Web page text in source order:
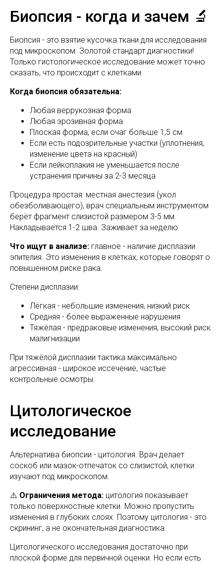
Биопсия - когда и зачем 🔬
Биопсия - это взятие кусочка ткани для исследования
под микроскопом. Золотой стандарт диагностики!
Только гистологическое исследование может точно
сказать, что происходит с клетками.
Когда биопсия обязательна:
Любая веррукозная форма
Любая эрозивная форма
Плоская форма, если очаг больше 1,5 см
Если есть подозрительные участки (уплотнения,
изменение цвета на красный)
Если лейкоплакия не уменьшается после
устранения причины за 2-3 месяца
Процедура простая: местная анестезия (укол
обезболивающего), врач специальным инструментом
берёт фрагмент слизистой размером 3-5 мм.
Накладывается 1-2 шва. Заживает за неделю.
Что ищут в анализе: главное - наличие дисплазии
эпителия. Это изменения в клетках, которые говорят о
повышенном риске рака.
Степени дисплазии:
Лёгкая - небольшие изменения, низкий риск
Средняя - более выраженные нарушения
Тяжёлая - предраковые изменения, высокий риск
малигнизации
При тяжёлой дисплазии тактика максимально
агрессивная - широкое иссечение, частые
контрольные осмотры.
Цитологическое
исследование
Альтернатива биопсии - цитология. Врач делает
соскоб или мазок-отпечаток со слизистой, клетки
изучают под микроскопом.
⚠️ Ограничения метода: цитология показывает
только поверхностные клетки. Можно пропустить
изменения в глубоких слоях. Поэтому цитология - это
скрининг, а не окончательная диагностика.
Цитологического исследования достаточно при
плоской форме для первичной оценки. Но если есть